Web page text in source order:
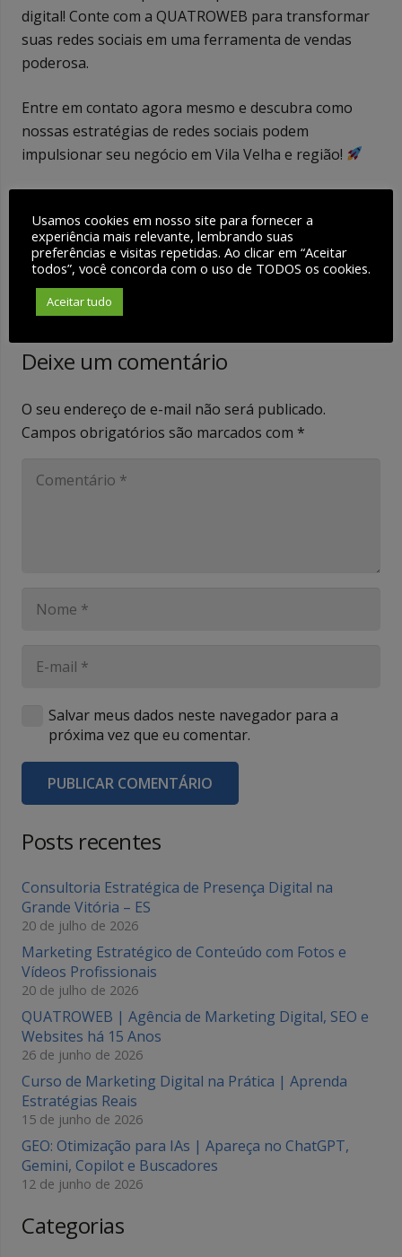
digital! Conte com a QUATROWEB para transformar
suas redes sociais em uma ferramenta de vendas
poderosa.
Entre em contato agora mesmo e descubra como
nossas estratégias de redes sociais podem
impulsionar seu negócio em Vila Velha e região!
Post anterior
Deixe um comentário
O seu endereço de e-mail não será publicado.
Campos obrigatórios são marcados com *
Salvar meus dados neste navegador para a
próxima vez que eu comentar.
PUBLICAR COMENTÁRIO
Posts recentes
Consultoria Estratégica de Presença Digital na
Grande Vitória – ES
20 de julho de 2026
Marketing Estratégico de Conteúdo com Fotos e
Vídeos Profissionais
20 de julho de 2026
QUATROWEB | Agência de Marketing Digital, SEO e
Websites há 15 Anos
26 de junho de 2026
Curso de Marketing Digital na Prática | Aprenda
Estratégias Reais
15 de junho de 2026
GEO: Otimização para IAs | Apareça no ChatGPT,
Gemini, Copilot e Buscadores
12 de junho de 2026
Categorias
Usamos cookies em nosso site para fornecer a
experiência mais relevante, lembrando suas
preferências e visitas repetidas. Ao clicar em “Aceitar
todos”, você concorda com o uso de TODOS os cookies.
Aceitar tudo